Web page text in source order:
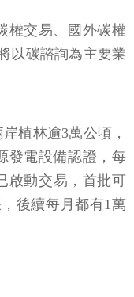
權交易、國外碳權
以碳諮詢為主要業
植林逾3萬公頃，
發電設備認證，每
啟動交易，首批可
後續每月都有1萬